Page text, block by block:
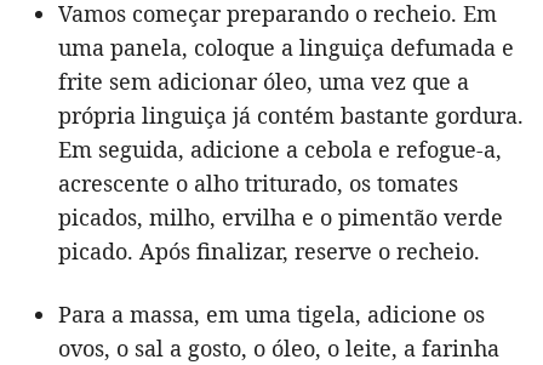
Vamos começar preparando o recheio. Em
uma panela, coloque a linguiça defumada e
frite sem adicionar óleo, uma vez que a
própria linguiça já contém bastante gordura.
Em seguida, adicione a cebola e refogue-a,
acrescente o alho triturado, os tomates
picados, milho, ervilha e o pimentão verde
picado. Após finalizar, reserve o recheio.
Para a massa, em uma tigela, adicione os
ovos, o sal a gosto, o óleo, o leite, a farinha